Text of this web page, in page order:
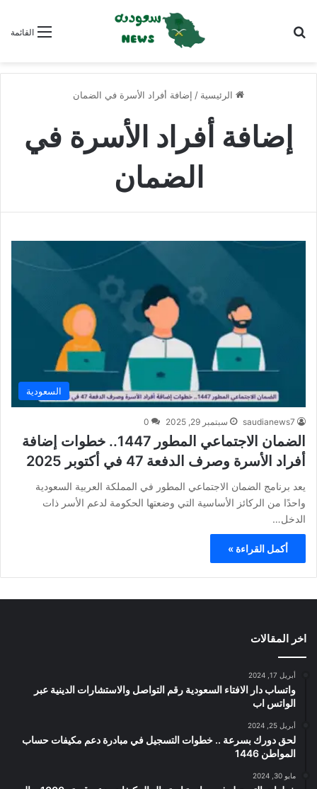
القائمة
الرئيسية / إضافة أفراد الأسرة في الضمان
إضافة أفراد الأسرة في
الضمان
السعودية
saudianews7 سبتمبر 29, 2025 0
الضمان الاجتماعي المطور 1447.. خطوات إضافة
أفراد الأسرة وصرف الدفعة 47 في أكتوبر 2025
يعد برنامج الضمان الاجتماعي المطور في المملكة العربية السعودية
واحدًا من الركائز الأساسية التي وضعتها الحكومة لدعم الأسر ذات
الدخل…
أكمل القراءة »
اخر المقالات
أبريل 17, 2024
واتساب دار الافتاء السعودية رقم التواصل والاستشارات الدينية عبر
الواتس اب
أبريل 25, 2024
لحق دورك بسرعة .. خطوات التسجيل في مبادرة دعم مكيفات حساب
المواطن 1446
مايو 30, 2024